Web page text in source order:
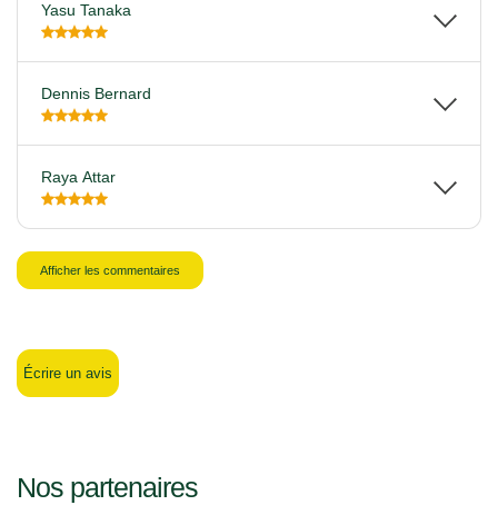
Yasu Tanaka
Dennis Bernard
Raya Attar
Afficher les commentaires
Écrire un avis
Nos partenaires